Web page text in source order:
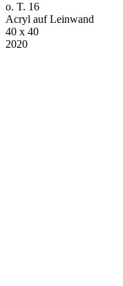
o. T. 16
Acryl auf Leinwand
40 x 40
2020